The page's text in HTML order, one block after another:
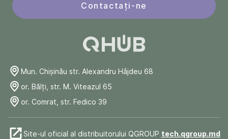
Contactați-ne
Mun. Chişinău str. Alexandru Hâjdeu 68
or. Bălți, str. M. Viteazul 65
or. Comrat, str. Fedico 39
Site-ul oficial al distribuitorului QGROUP tech.qgroup.md